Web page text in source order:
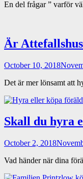
En del frågar ” varför
Är
October 10, 2018
Det är mer lönsamt att
Skall du hyra
October 2, 2018
Vad händer när dina